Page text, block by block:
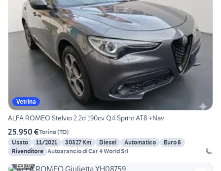
Vetrina
ALFA ROMEO Stelvio 2.2d 190cv Q4 Sprint AT8 +Nav
25.950 €Torino(TO)
Usato
11/2021 30327 Km Diesel Automatico
Euro 6
Rivenditore Autoarancio di Car 4 World Srl
10